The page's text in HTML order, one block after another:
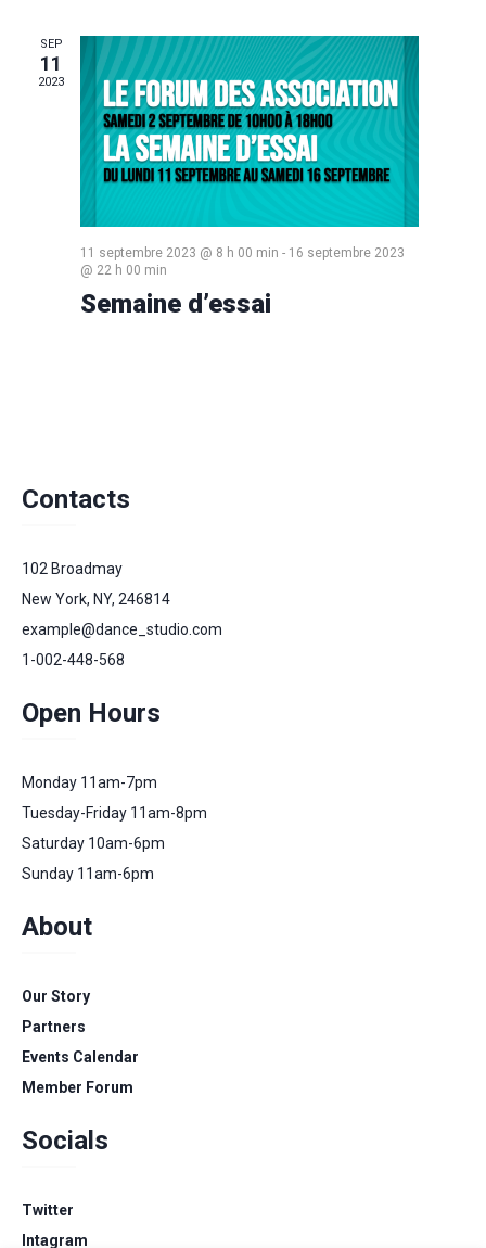
SEP
11
2023
11 septembre 2023 @ 8 h 00 min - 16 septembre 2023
@ 22 h 00 min
Semaine d’essai
Contacts
102 Broadmay
New York, NY, 246814
example@dance_studio.com
1-002-448-568
Open Hours
Monday 11am-7pm
Tuesday-Friday 11am-8pm
Saturday 10am-6pm
Sunday 11am-6pm
About
Our Story
Partners
Events Calendar
Member Forum
Socials
Twitter
Intagram